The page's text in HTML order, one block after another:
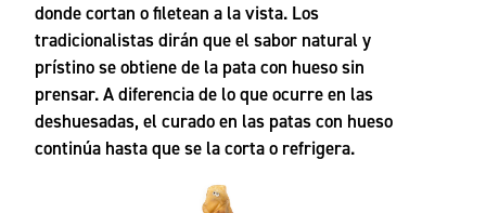
donde cortan o filetean a la vista. Los
tradicionalistas dirán que el sabor natural y
prístino se obtiene de la pata con hueso sin
prensar. A diferencia de lo que ocurre en las
deshuesadas, el curado en las patas con hueso
continúa hasta que se la corta o refrigera.